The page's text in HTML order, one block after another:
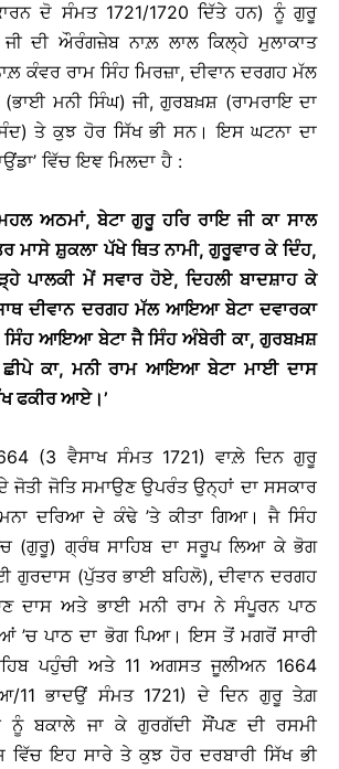
ਦੋ ਸੰਮਤ 1721/1720 ਦਿੱਤੇ ਹਨ) ਨੂੰ ਗੁਰੂ
ਜੀ ਦੀ ਔਰੰਗਜ਼ੇਬ ਨਾਲ਼ ਲਾਲ ਕਿਲ੍ਹੇ ਮੁਲਾਕਾਤ
ਕੰਵਰ ਰਾਮ ਸਿੰਹ ਮਿਰਜ਼ਾ, ਦੀਵਾਨ ਦਰਗਹ ਮੱਲ
(ਭਾਈ ਮਨੀ ਸਿੰਘ) ਜੀ, ਗੁਰਬਖ਼ਸ਼ (ਰਾਮਰਾਇ ਦਾ
ਤੇ ਕੁਝ ਹੋਰ ਸਿੱਖ ਭੀ ਸਨ। ਇਸ ਘਟਨਾ ਦਾ
ਵਿੱਚ ਇਞ ਮਿਲਦਾ ਹੈ :
ਅਠਮਾਂ, ਬੇਟਾ ਗੁਰੂ ਹਰਿ ਰਾਇ ਜੀ ਕਾ ਸਾਲ
ਮਾਸੇ ਸ਼ੁਕਲਾ ਪੱਖੇ ਥਿਤ ਨਾਮੀ, ਗੁਰੂਵਾਰ ਕੇ ਦਿੰਹ,
ਪਾਲਕੀ ਮੇਂ ਸਵਾਰ ਹੋਏ, ਦਿਹਲੀ ਬਾਦਸ਼ਾਹ ਕੇ
ਦੀਵਾਨ ਦਰਗਹ ਮੱਲ ਆਇਆ ਬੇਟਾ ਦਵਾਰਕਾ
ਸਿੰਹ ਆਇਆ ਬੇਟਾ ਜੈ ਸਿੰਹ ਅੰਬੇਰੀ ਕਾ, ਗੁਰਬਖ਼ਸ਼
ਕਾ, ਮਨੀ ਰਾਮ ਆਇਆ ਬੇਟਾ ਮਾਈ ਦਾਸ
ਫਕੀਰ ਆਏ।’
(3 ਵੈਸਾਖ ਸੰਮਤ 1721) ਵਾਲ਼ੇ ਦਿਨ ਗੁਰੂ
ਜੋਤੀ ਜੋਤਿ ਸਮਾਉਣ ਉਪਰੰਤ ਉਨ੍ਹਾਂ ਦਾ ਸਸਕਾਰ
ਦਰਿਆ ਦੇ ਕੰਢੇ ’ਤੇ ਕੀਤਾ ਗਿਆ। ਜੈ ਸਿੰਹ
(ਗੁਰੂ) ਗ੍ਰੰਥ ਸਾਹਿਬ ਦਾ ਸਰੂਪ ਲਿਆ ਕੇ ਭੋਗ
(ਪੁੱਤਰ ਭਾਈ ਬਹਿਲੋ), ਦੀਵਾਨ ਦਰਗਹ
ਦਾਸ ਅਤੇ ਭਾਈ ਮਨੀ ਰਾਮ ਨੇ ਸੰਪੂਰਨ ਪਾਠ
’ਚ ਪਾਠ ਦਾ ਭੋਗ ਪਿਆ। ਇਸ ਤੋਂ ਮਗਰੋਂ ਸਾਰੀ
ਪਹੁੰਚੀ ਅਤੇ 11 ਅਗਸਤ ਜੂਲੀਅਨ 1664
11 ਭਾਦਉਂ ਸੰਮਤ 1721) ਦੇ ਦਿਨ ਗੁਰੂ ਤੇਗ਼
ਨੂੰ ਬਕਾਲੇ ਜਾ ਕੇ ਗੁਰਗੱਦੀ ਸੌਂਪਣ ਦੀ ਰਸਮੀ
ਵਿੱਚ ਇਹ ਸਾਰੇ ਤੇ ਕੁਝ ਹੋਰ ਦਰਬਾਰੀ ਸਿੱਖ ਭੀ